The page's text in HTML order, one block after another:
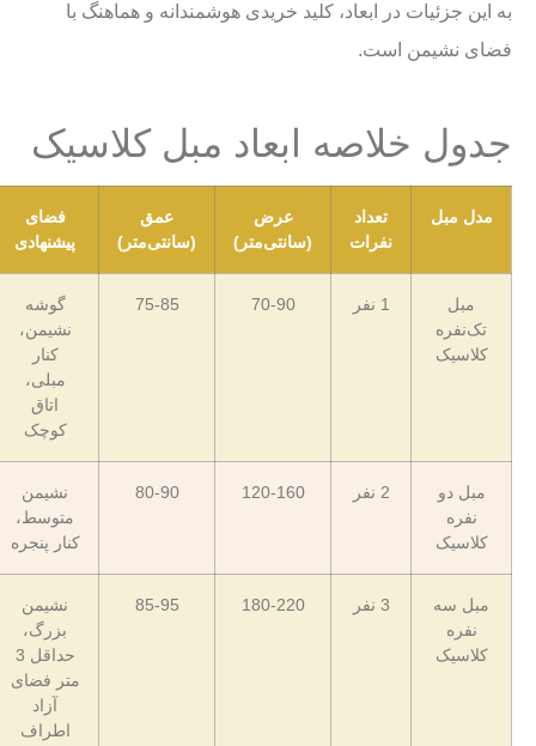
به این جزئیات در ابعاد، کلید خریدی هوشمندانه و هماهنگ با
فضای نشیمن است.
جدول خلاصه ابعاد مبل کلاسیک
مدل مبل
تعداد
نفرات
عرض
(سانتی‌متر)
عمق
(سانتی‌متر)
فضای
پیشنهادی
مبل
تک‌نفره
کلاسیک
70-90
75-85
گوشه
نشیمن،
کنار
مبلی،
اتاق
کوچک
مبل دو
نفره
کلاسیک
120-160
80-90
نشیمن
متوسط،
کنار پنجره
مبل سه
نفره
کلاسیک
180-220
85-95
نشیمن
بزرگ،
حداقل 3
متر فضای
آزاد
اطراف